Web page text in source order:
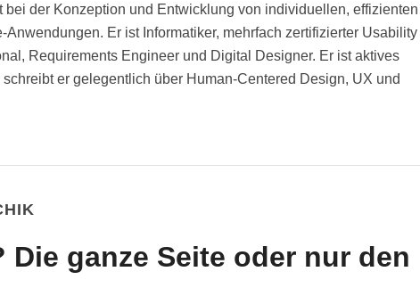
bei der Konzeption und Entwicklung von individuellen, effizienten
Er ist Informatiker, mehrfach zertifizierter Usability
Requirements Engineer und Digital Designer. Er ist aktives
er gelegentlich über Human-Centered Design, UX und
ganze Seite oder nur den